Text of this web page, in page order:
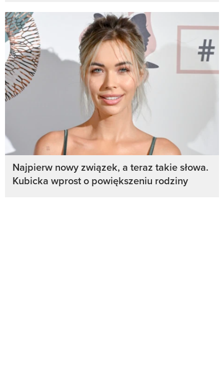
Najpierw nowy związek, a teraz takie słowa.
Kubicka wprost o powiększeniu rodziny